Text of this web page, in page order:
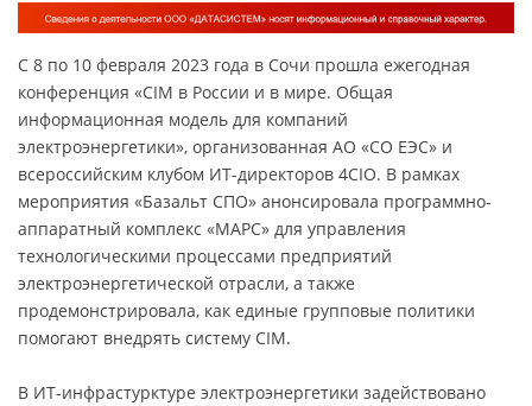
С 8 по 10 февраля 2023 года в Сочи прошла ежегодная
конференция «CIM в России и в мире. Общая
информационная модель для компаний
электроэнергетики», организованная АО «СО ЕЭС» и
всероссийским клубом ИТ-директоров 4CIO. В рамках
мероприятия «Базальт СПО» анонсировала программно-
аппаратный комплекс «МАРС» для управления
технологическими процессами предприятий
электроэнергетической отрасли, а также
продемонстрировала, как единые групповые политики
помогают внедрять систему CIM.
В ИТ-инфрастурктуре электроэнергетики задействовано